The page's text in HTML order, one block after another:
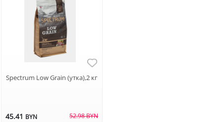
Spectrum Low Grain (утка),2 кг
45.41 BYN 52.98 BYN